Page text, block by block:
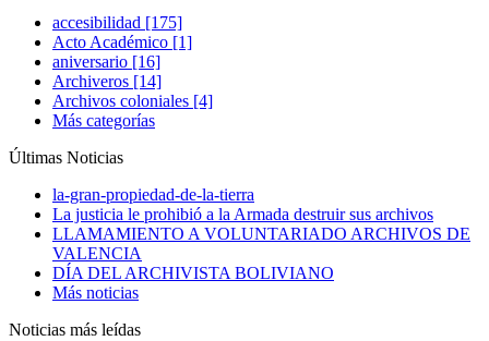
accesibilidad [175]
Acto Académico [1]
aniversario [16]
Archiveros [14]
Archivos coloniales [4]
Más categorías
Últimas Noticias
la-gran-propiedad-de-la-tierra
La justicia le prohibió a la Armada destruir sus archivos
LLAMAMIENTO A VOLUNTARIADO ARCHIVOS DE
VALENCIA
DÍA DEL ARCHIVISTA BOLIVIANO
Más noticias
Noticias más leídas